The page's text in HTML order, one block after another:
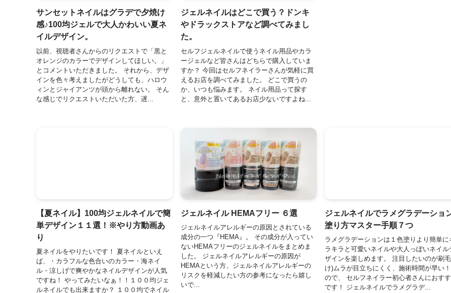
サンセットネイルはグラデで夕焼け
感♪100均ジェルで大人かわいい夏ネ
イルデザイン。
以前、視聴者さんからのリクエストで「黒と
オレンジのカラーでデザインしてほしい。」
とコメントいただきました。 それから、デザ
インを色々考えましたがどうしても、ハロウ
ィンとジャイアンツが頭から離れない。 そん
な感じでリクエストいただいた方、遅...
ジェルネイルはどこで買う？ドンキ
やドラックストアなど調べてみまし
た。
セルフジェルネイルで使うネイル用品やカラ
ージェルなど皆さんはどちらで購入していま
すか？ 今回はセルフネイラーさんが気軽に買
えるお店を調べてみました。 どこで買うの
か、いつも悩みます。 ネイル用品って探す
と、意外と置いてあるお店少ないですよね...
【夏ネイル】100均ジェルネイルで簡
単デザイン１１選！※やり方動画あ
り
夏ネイルをやりたいです！ 夏ネイルといえ
ば、・カラフルな色合いのカラー・海ネイ
ル・涼しげで爽やかなネイルデザインが人気
ですね！ やってみたいなぁ！！１００均ジェ
ルネイルでも出来ますか？ １００均でネイル
ジェルネイル HEMAフリー ６選
ジェルネイルアレルギーの原因とされている
成分の一つ『HEMA』。 その成分が入ってい
ないHEMAフリーのジェルネイルをまとめま
した。 ジェルネイルアレルギーの原因が
HEMAという方、ジェルネイルアレルギーの
リスクを軽減したい方の参考になったら嬉し
いで...
ジェルネイルでラメグラデーショ
塗り方マスター手順７つ
ラメグラデーションは１色塗りより簡単に
ラキラと可愛いネイルや大人っぽいネイル
ザインを楽しめます。 注目したいのが刷
け)ムラが目立ちにくく、施術時間が早い
ので、 セルフネイラー初心者さんにおす
です！ ジェルネイルでラメグラデ...